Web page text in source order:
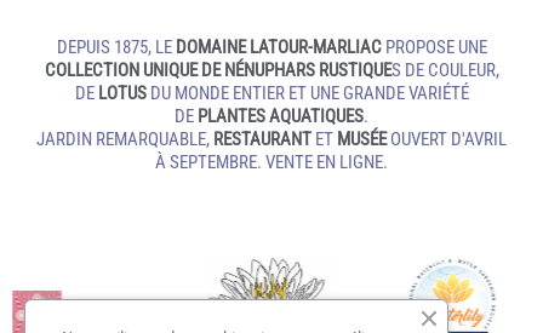
DEPUIS 1875, LE DOMAINE LATOUR-MARLIACPROPOSE UNE
COLLECTION UNIQUE DE NÉNUPHARS RUSTIQUES DE COULEUR,
DE LOTUSDU MONDE ENTIER ET UNE GRANDE VARIÉTÉ
DE PLANTES AQUATIQUES.
JARDIN REMARQUABLE, RESTAURANT ET MUSÉEOUVERT D'AVRIL
À SEPTEMBRE. VENTE EN LIGNE.